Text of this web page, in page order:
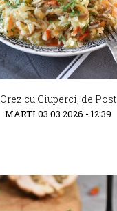
Orez cu Ciuperci, de Post
MARTI 03.03.2026 - 12:39